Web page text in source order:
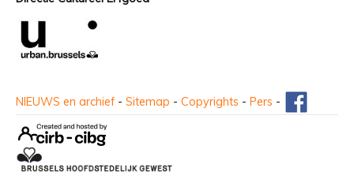
NIEUWS en archief - Sitemap - Copyrights - Pers -